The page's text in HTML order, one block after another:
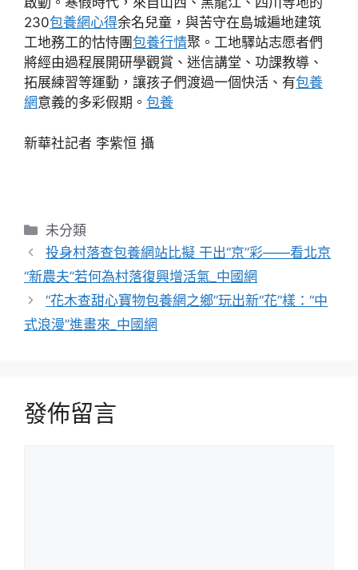
230包養網心得余名兒童，與苦守在島城遍地建筑
工地務工的怙恃團包養行情聚。工地驛站志愿者們
將經由過程展開研學觀賞、迷信講堂、功課教導、
拓展練習等運動，讓孩子們渡過一個快活、有包養
網意義的多彩假期。 包養
新華社記者 李紫恒 攝
分
類
未分類
投身村落查包養網站比擬 干出“京”彩——看北京
“新農夫”若何為村落復興增活氣_中國網
“花木查甜心寶物包養網之鄉”玩出新“花”樣：“中
式浪漫”進畫來_中國網
發佈留言